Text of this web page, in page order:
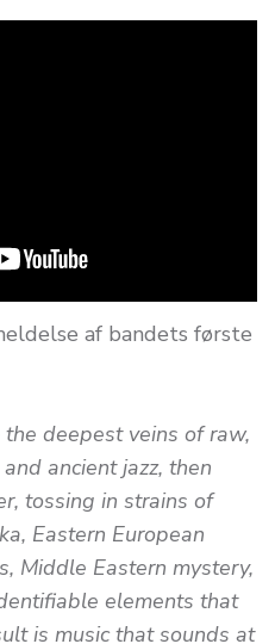
af bandets første
deepest veins of raw,
ancient jazz, then
tossing in strains of
Eastern European
Middle Eastern mystery,
elements that
is music that sounds at